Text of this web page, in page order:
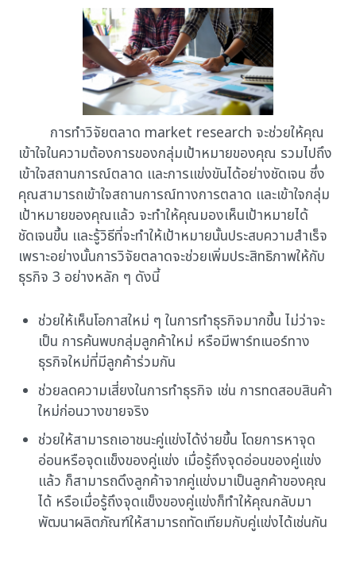
การทำวิจัยตลาด market research จะช่วยให้คุณ
เข้าใจในความต้องการของกลุ่มเป้าหมายของคุณ รวมไปถึง
เข้าใจสถานการณ์ตลาด และการแข่งขันได้อย่างชัดเจน ซึ่ง
คุณสามารถเข้าใจสถานการณ์ทางการตลาด และเข้าใจกลุ่ม
เป้าหมายของคุณแล้ว จะทำให้คุณมองเห็นเป้าหมายได้
ชัดเจนขึ้น และรู้วิธีที่จะทำให้เป้าหมายนั้นประสบความสำเร็จ
เพราะอย่างนั้นการวิจัยตลาดจะช่วยเพิ่มประสิทธิภาพให้กับ
ธุรกิจ 3 อย่างหลัก ๆ ดังนี้
ช่วยให้เห็นโอกาสใหม่ ๆ ในการทำธุรกิจมากขึ้น ไม่ว่าจะ
เป็น การค้นพบกลุ่มลูกค้าใหม่ หรือมีพาร์ทเนอร์ทาง
ธุรกิจใหม่ที่มีลูกค้าร่วมกัน
ช่วยลดความเสี่ยงในการทำธุรกิจ เช่น การทดสอบสินค้า
ใหม่ก่อนวางขายจริง
ช่วยให้สามารถเอาชนะคู่แข่งได้ง่ายขึ้น โดยการหาจุด
อ่อนหรือจุดแข็งของคู่แข่ง เมื่อรู้ถึงจุดอ่อนของคู่แข่ง
แล้ว ก็สามารถดึงลูกค้าจากคู่แข่งมาเป็นลูกค้าของคุณ
ได้ หรือเมื่อรู้ถึงจุดแข็งของคู่แข่งก็ทำให้คุณกลับมา
พัฒนาผลิตภัณฑ์ให้สามารถทัดเทียมกับคู่แข่งได้เช่นกัน